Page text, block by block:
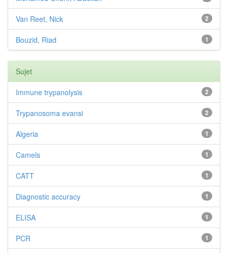
2
Van Reet, Nick
1
Bouzid, Riad
Sujet
2
Immune trypanolysis
2
Trypanosoma evansi
1
Algeria
1
Camels
1
CATT
1
Diagnostic accuracy
1
ELISA
1
PCR